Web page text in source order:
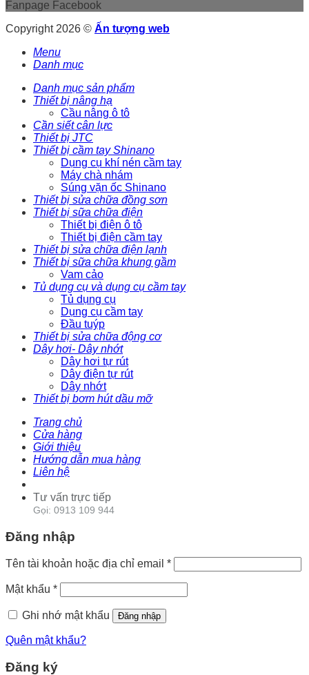
Fanpage Facebook
Copyright 2026 © Ấn tượng web
Menu
Danh mục
Danh mục sản phẩm
Thiết bị nâng hạ
Cầu nâng ô tô
Cần siết cân lực
Thiết bị JTC
Thiết bị cầm tay Shinano
Dụng cụ khí nén cầm tay
Máy chà nhám
Súng vặn ốc Shinano
Thiết bị sửa chữa đồng sơn
Thiết bị sữa chữa điện
Thiết bị điện ô tô
Thiết bị điện cầm tay
Thiết bị sửa chữa điện lạnh
Thiết bị sữa chữa khung gầm
Vam cảo
Tủ dụng cụ và dụng cụ cầm tay
Tủ dụng cụ
Dụng cụ cầm tay
Đầu tuýp
Thiết bị sửa chữa động cơ
Dây hơi- Dây nhớt
Dây hơi tự rút
Dây điện tự rút
Dây nhớt
Thiết bị bơm hút dầu mỡ
Trang chủ
Cửa hàng
Giới thiệu
Hướng dẫn mua hàng
Liên hệ
Tư vấn trực tiếp
Gọi: 0913 109 944
Đăng nhập
Tên tài khoản hoặc địa chỉ email *
Mật khẩu *
Ghi nhớ mật khẩu Đăng nhập
Quên mật khẩu?
Đăng ký